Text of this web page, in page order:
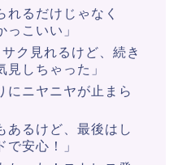
れるだけじゃなく
っこいい」
ク見れるけど、続き
見しちゃった」
にニヤニヤが止まら
あるけど、最後はし
で安心！」